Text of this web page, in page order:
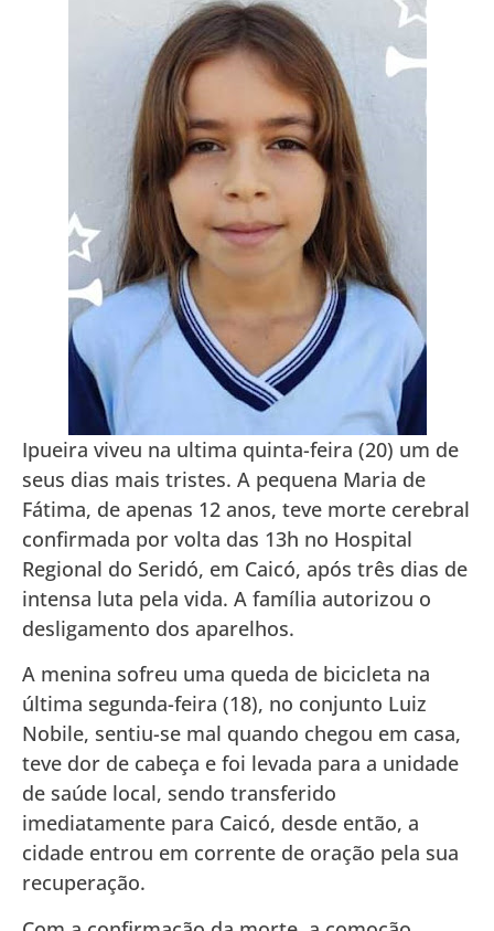
Ipueira viveu na ultima quinta-feira (20) um de
seus dias mais tristes. A pequena Maria de
Fátima, de apenas 12 anos, teve morte cerebral
confirmada por volta das 13h no Hospital
Regional do Seridó, em Caicó, após três dias de
intensa luta pela vida. A família autorizou o
desligamento dos aparelhos.
A menina sofreu uma queda de bicicleta na
última segunda-feira (18), no conjunto Luiz
Nobile, sentiu-se mal quando chegou em casa,
teve dor de cabeça e foi levada para a unidade
de saúde local, sendo transferido
imediatamente para Caicó, desde então, a
cidade entrou em corrente de oração pela sua
recuperação.